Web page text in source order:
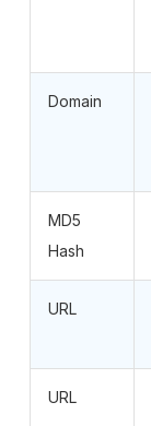
Domain
MD5
Hash
URL
URL